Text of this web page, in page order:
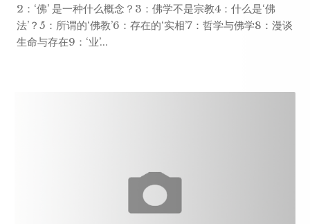
2：‘佛’ 是一种什么概念？3：佛学不是宗教4：什么是‘佛
法’？5：所谓的‘佛教’6：存在的‘实相’7：哲学与佛学8：漫谈
生命与存在9：‘业’...